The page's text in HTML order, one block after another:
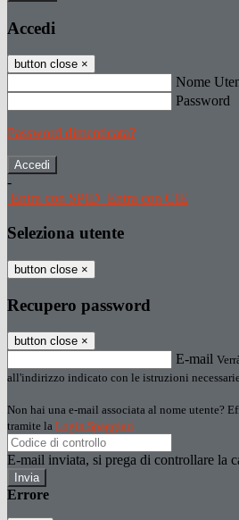
Accedi
button close ×
Nome
Password
Password dimenticata?
-
Entra con SPID Entra con CIE
Seleziona utente
button close ×
Recupero password
button close ×
E-mail
all'indirizzo indicato con le istruzioni
Non hai una e-mail associata al nome utente?
tramite la Login Spaggiari
E-mail inviata, si prega di controllare la
Errore